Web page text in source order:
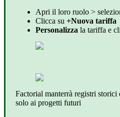
Apri il loro ruolo >
Clicca su +Nuova tariffa
Personalizza la tariffa e
Factorial manterrà registri storici
solo ai progetti futuri